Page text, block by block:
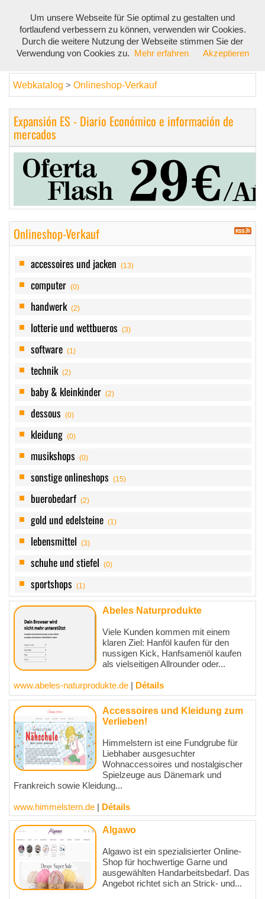
Webkatalog > Onlineshop-Verkauf
Expansión ES - Diario Económico e información de
mercados
Onlineshop-Verkauf
accessoires und jacken (13)
computer (0)
handwerk (2)
lotterie und wettbueros (3)
software (1)
technik (2)
baby & kleinkinder (2)
dessous (0)
kleidung (0)
musikshops (0)
sonstige onlineshops (15)
buerobedarf (2)
gold und edelsteine (1)
lebensmittel (3)
schuhe und stiefel (0)
sportshops (1)
Abeles Naturprodukte
Viele Kunden kommen mit einem
klaren Ziel: Hanföl kaufen für den
nussigen Kick, Hanfsamenöl kaufen
als vielseitigen Allrounder oder...
www.abeles-naturprodukte.de Détails
Accessoires und Kleidung zum
Verlieben!
Himmelstern ist eine Fundgrube für
Liebhaber ausgesuchter
Wohnaccessoires und nostalgischer
Spielzeuge aus Dänemark und
Frankreich sowie Kleidung...
www.himmelstern.de Détails
Algawo
Algawo ist ein spezialisierter Online-
Shop für hochwertige Garne und
ausgewählten Handarbeitsbedarf. Das
Angebot richtet sich an Strick- und...
Um unsere Webseite für Sie optimal zu gestalten und
fortlaufend verbessern zu können, verwenden wir Cookies.
Durch die weitere Nutzung der Webseite stimmen Sie der
Verwendung von Cookies zu.
Mehr erfahren Akzeptieren